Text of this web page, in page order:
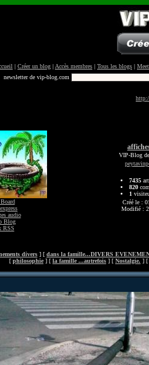
| Créer un blog | Accès membres | Tous les blogs |
newsletter de vip-blog.com
audio
Blog
RSS
VIP-Blog
7435
820
1
Créé le :
Modifié :
divers ] [ dans la famille...DIVERS
[ philosophie ] [ la famille ...autrefois ] [ Nostalgie. ] [